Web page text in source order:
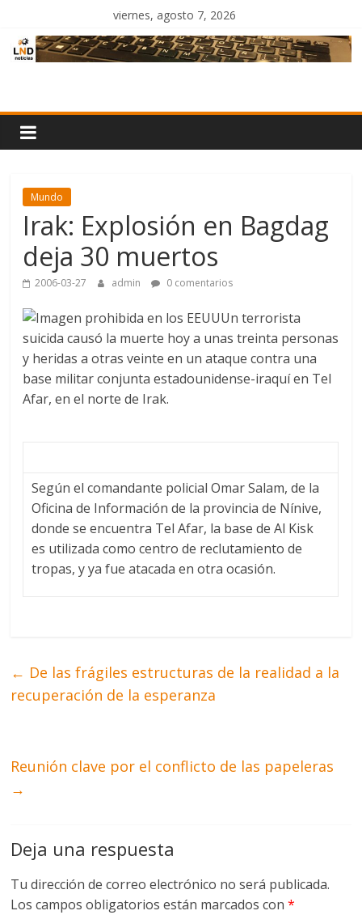
contenido
viernes, agosto 7, 2026
Noticias
Mundo
Irak: Explosión en Bagdag
deja 30 muertos
2006-03-27 admin 0 comentarios
Un terrorista
suicida causó la muerte hoy a unas treinta personas
y heridas a otras veinte en un ataque contra una
base militar conjunta estadounidense-iraquí en Tel
Afar, en el norte de Irak.
Según el comandante policial Omar Salam, de la
Oficina de Información de la provincia de Nínive,
donde se encuentra Tel Afar, la base de Al Kisk
es utilizada como centro de reclutamiento de
tropas, y ya fue atacada en otra ocasión.
← De las frágiles estructuras de la realidad a la
recuperación de la esperanza
Reunión clave por el conflicto de las papeleras
→
Deja una respuesta
Tu dirección de correo electrónico no será publicada.
Los campos obligatorios están marcados con*